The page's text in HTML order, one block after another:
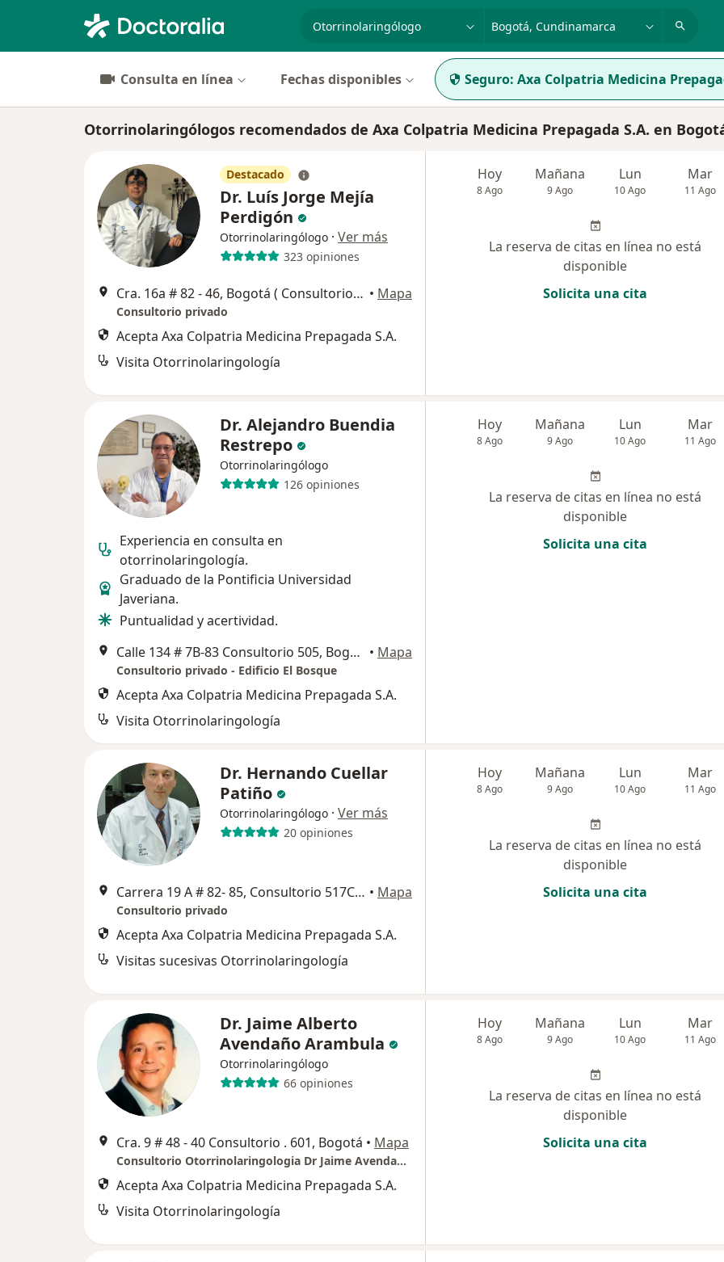
especialidad, enfermedad o nombre
p. ej. Bogotá
Consulta en línea Fechas disponibles Seguro: Axa Colpatria Medicina
Otorrinolaringólogos recomendados de Axa Colpatria Medicina Prepagada S.A. en
Destacado
Dr. Luís Jorge Mejía
Perdigón
Otorrinolaringólogo · Ver más
323 opiniones
Cra. 16a # 82 ‐ 46, Bogotá ( Consultorio 701 UNIDAD MEDICA NUEVA CLINICA DEL COUNTRY), Bogotá • Mapa
Consultorio privado
Acepta Axa Colpatria Medicina Prepagada S.A.
Visita Otorrinolaringología
Hoy
8 Ago
Mañana
9 Ago
Lun
10 Ago
Mar
11 Ago
La reserva de citas en línea no está
disponible
Solicita una cita
Dr. Alejandro Buendia
Restrepo
Otorrinolaringólogo
126 opiniones
Experiencia en consulta en
otorrinolaringología.
Graduado de la Pontificia Universidad
Javeriana.
Puntualidad y acertividad.
Calle 134 # 7B-83 Consultorio 505, Bogotá • Mapa
Consultorio privado - Edificio El Bosque
Acepta Axa Colpatria Medicina Prepagada S.A.
Visita Otorrinolaringología
Hoy
8 Ago
Mañana
9 Ago
Lun
10 Ago
Mar
11 Ago
La reserva de citas en línea no está
disponible
Solicita una cita
Dr. Hernando Cuellar
Patiño
Otorrinolaringólogo · Ver más
20 opiniones
Carrera 19 A # 82- 85, Consultorio 517COUNTRY MEDICAL CENTER, Bogotá • Mapa
Consultorio privado
Acepta Axa Colpatria Medicina Prepagada S.A.
Visitas sucesivas Otorrinolaringología
Hoy
8 Ago
Mañana
9 Ago
Lun
10 Ago
Mar
11 Ago
La reserva de citas en línea no está
disponible
Solicita una cita
Dr. Jaime Alberto
Avendaño Arambula
Otorrinolaringólogo
66 opiniones
Cra. 9 # 48 ‐ 40 Consultorio . 601, Bogotá • Mapa
Consultorio Otorrinolaringologia Dr Jaime Avendaño - Marly
Acepta Axa Colpatria Medicina Prepagada S.A.
Visita Otorrinolaringología
Hoy
8 Ago
Mañana
9 Ago
Lun
10 Ago
Mar
11 Ago
La reserva de citas en línea no está
disponible
Solicita una cita